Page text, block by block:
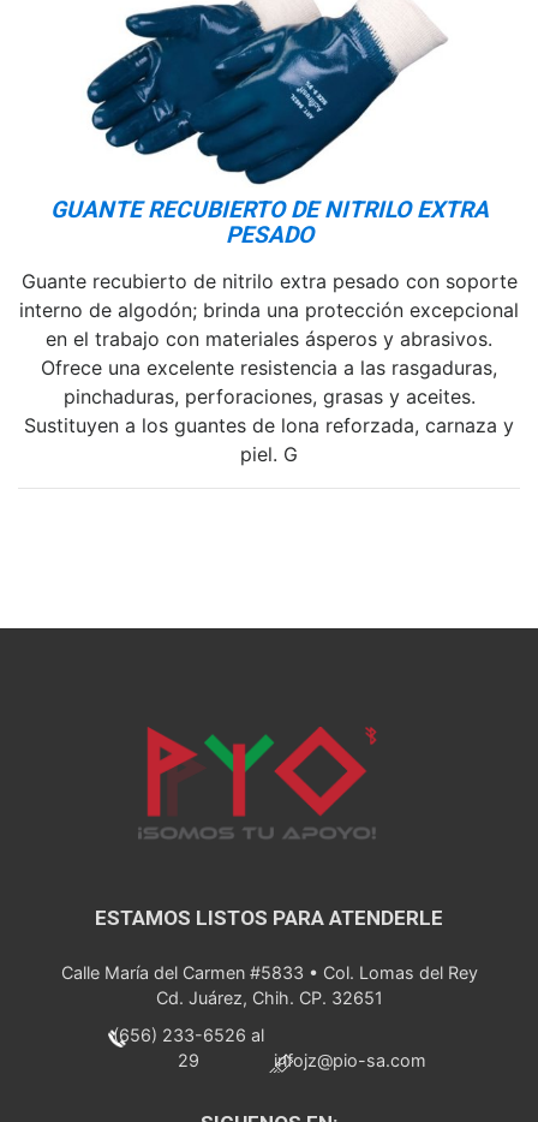
GUANTE RECUBIERTO DE NITRILO EXTRA
PESADO
Guante recubierto de nitrilo extra pesado con soporte
interno de algodón; brinda una protección excepcional
en el trabajo con materiales ásperos y abrasivos.
Ofrece una excelente resistencia a las rasgaduras,
pinchaduras, perforaciones, grasas y aceites.
Sustituyen a los guantes de lona reforzada, carnaza y
piel. G
ESTAMOS LISTOS PARA ATENDERLE
Calle María del Carmen #5833 • Col. Lomas del Rey
Cd. Juárez, Chih. CP. 32651
(656) 233-6526 al
29
infojz@pio-sa.com